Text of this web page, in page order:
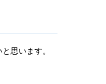
思います。